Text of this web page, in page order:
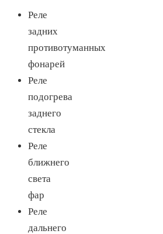
Реле
задних
противотуманных
фонарей
Реле
подогрева
заднего
стекла
Реле
ближнего
света
фар
Реле
дальнего